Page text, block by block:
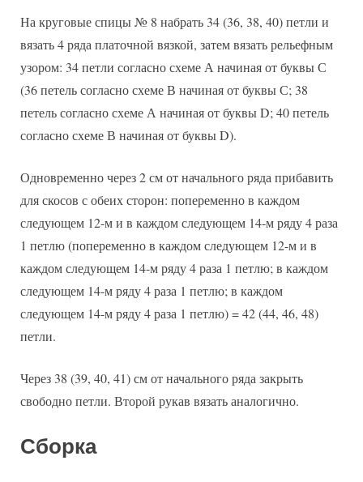
На круговые спицы № 8 набрать 34 (36, 38, 40) петли и
вязать 4 ряда платочной вязкой, затем вязать рельефным
узором: 34 петли согласно схеме А начиная от буквы С
(36 петель согласно схеме В начиная от буквы С; 38
петель согласно схеме А начиная от буквы D; 40 петель
согласно схеме В начиная от буквы D).
Одновременно через 2 см от начального ряда прибавить
для скосов с обеих сторон: попеременно в каждом
следующем 12-м и в каждом следующем 14-м ряду 4 раза
1 петлю (попеременно в каждом следующем 12-м и в
каждом следующем 14-м ряду 4 раза 1 петлю; в каждом
следующем 14-м ряду 4 раза 1 петлю; в каждом
следующем 14-м ряду 4 раза 1 петлю) = 42 (44, 46, 48)
петли.
Через 38 (39, 40, 41) см от начального ряда закрыть
свободно петли. Второй рукав вязать аналогично.
Сборка